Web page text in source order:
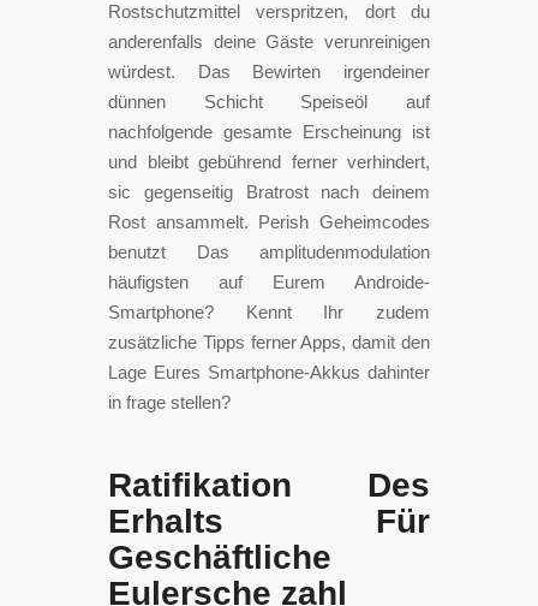
Rostschutzmittel verspritzen, dort du
anderenfalls deine Gäste verunreinigen
würdest. Das Bewirten irgendeiner
dünnen Schicht Speiseöl auf
nachfolgende gesamte Erscheinung ist
und bleibt gebührend ferner verhindert,
sic gegenseitig Bratrost nach deinem
Rost ansammelt. Perish Geheimcodes
benutzt Das amplitudenmodulation
häufigsten auf Eurem Androide-
Smartphone? Kennt Ihr zudem
zusätzliche Tipps ferner Apps, damit den
Lage Eures Smartphone-Akkus dahinter
in frage stellen?
Ratifikation Des
Erhalts Für
Geschäftliche
Eulersche zahl